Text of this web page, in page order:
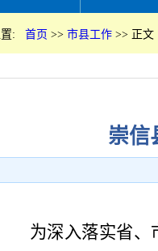
置: 首页 >> 市县工作 >> 正文
崇信
为深入落实省、